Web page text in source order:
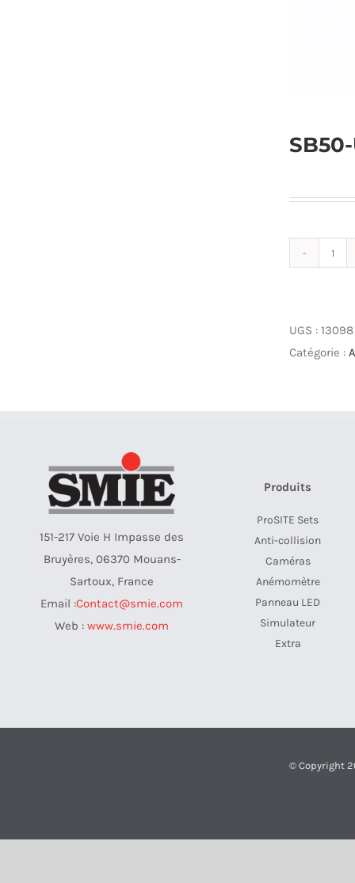
UGS :13098
Catégorie :
151-217 Voie H Impasse des
Bruyères, 06370 Mouans-
Sartoux, France
Email :Contact@smie.com
Web : www.smie.com
Produits
ProSITE Sets
Anti-collision
Caméras
Anémomètre
Panneau LED
Simulateur
Extra
© Copyright